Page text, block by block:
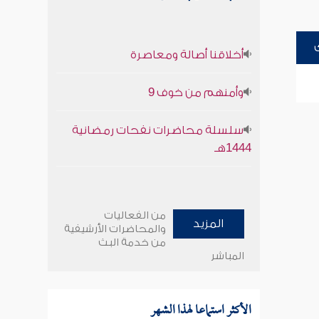
أخلاقنا أصالة ومعاصرة
وأمنهم من خوف 9
سلسلة محاضرات نفحات رمضانية
1444هـ
المزيد
من الفعاليات
والمحاضرات الأرشيفية
من خدمة البث
المباشر
الأكثر استماعا لهذا الشهر